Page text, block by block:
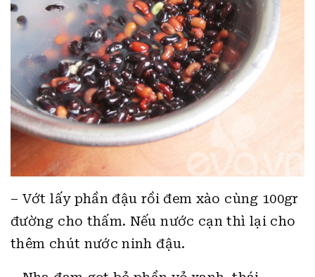
– Vớt lấy phần đậu rồi đem xào cùng 100gr
đường cho thấm. Nếu nước cạn thì lại cho
thêm chút nước ninh đậu.